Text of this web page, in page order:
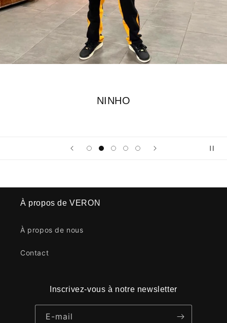
KEBLACK
À propos de VERON
À propos de nous
Contact
Inscrivez-vous à notre newsletter
E-mail